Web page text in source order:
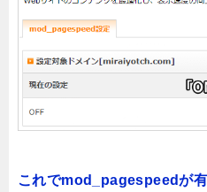
これでmod_pagespeedが有